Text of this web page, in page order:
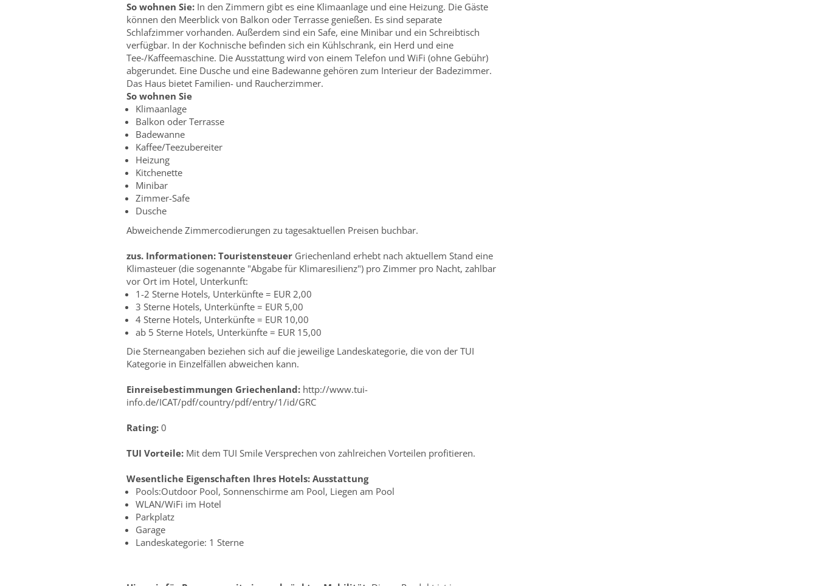
So wohnen Sie: In den Zimmern gibt es eine Klimaanlage und eine Heizung. Die Gäste
können den Meerblick von Balkon oder Terrasse genießen. Es sind separate
Schlafzimmer vorhanden. Außerdem sind ein Safe, eine Minibar und ein Schreibtisch
verfügbar. In der Kochnische befinden sich ein Kühlschrank, ein Herd und eine
Tee-/Kaffeemaschine. Die Ausstattung wird von einem Telefon und WiFi (ohne Gebühr)
abgerundet. Eine Dusche und eine Badewanne gehören zum Interieur der Badezimmer.
Das Haus bietet Familien- und Raucherzimmer.
So wohnen Sie
Klimaanlage
Balkon oder Terrasse
Badewanne
Kaffee/Teezubereiter
Heizung
Kitchenette
Minibar
Zimmer-Safe
Dusche
Abweichende Zimmercodierungen zu tagesaktuellen Preisen buchbar.
zus. Informationen: Touristensteuer Griechenland erhebt nach aktuellem Stand eine
Klimasteuer (die sogenannte "Abgabe für Klimaresilienz") pro Zimmer pro Nacht, zahlbar
vor Ort im Hotel, Unterkunft:
1-2 Sterne Hotels, Unterkünfte = EUR 2,00
3 Sterne Hotels, Unterkünfte = EUR 5,00
4 Sterne Hotels, Unterkünfte = EUR 10,00
ab 5 Sterne Hotels, Unterkünfte = EUR 15,00
Die Sterneangaben beziehen sich auf die jeweilige Landeskategorie, die von der TUI
Kategorie in Einzelfällen abweichen kann.
Einreisebestimmungen Griechenland: http://www.tui-
info.de/ICAT/pdf/country/pdf/entry/1/id/GRC
Rating: 0
TUI Vorteile: Mit dem TUI Smile Versprechen von zahlreichen Vorteilen profitieren.
Wesentliche Eigenschaften Ihres Hotels: Ausstattung
Pools:Outdoor Pool, Sonnenschirme am Pool, Liegen am Pool
WLAN/WiFi im Hotel
Parkplatz
Garage
Landeskategorie: 1 Sterne